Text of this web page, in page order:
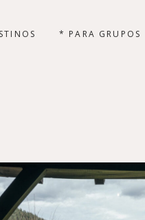
* PARA GRUPOS